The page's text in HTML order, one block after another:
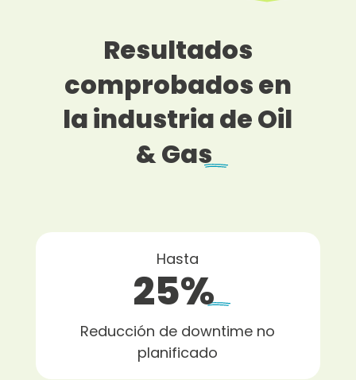
Resultados
comprobados en
la industria de Oil
& Gas
Hasta
25%
Reducción de downtime no
planificado